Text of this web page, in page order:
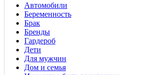
Автомобили
Беременность
Брак
Бренды
Гардероб
Дети
Для мужчин
Дом и семья